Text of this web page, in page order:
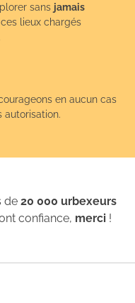
sans jamais
ces lieux chargés
en aucun cas
autorisation.
de20 000 urbexeurs
confiance, merci !